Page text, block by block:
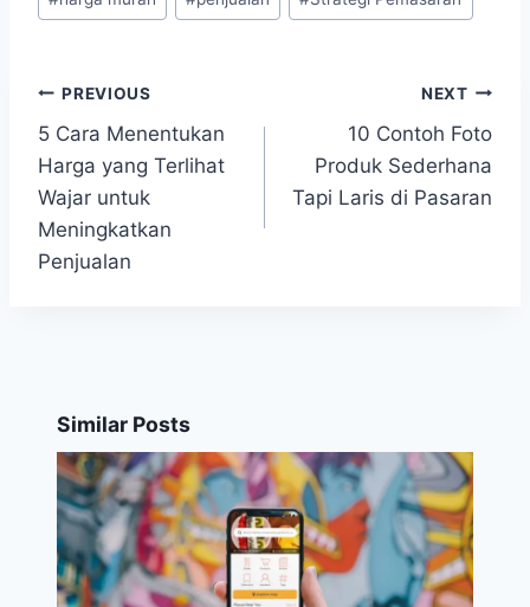
Tags:
Post
navigation
PREVIOUS
5 Cara Menentukan
Harga yang Terlihat
Wajar untuk
Meningkatkan
Penjualan
NEXT
10 Contoh Foto
Produk Sederhana
Tapi Laris di Pasaran
Similar Posts